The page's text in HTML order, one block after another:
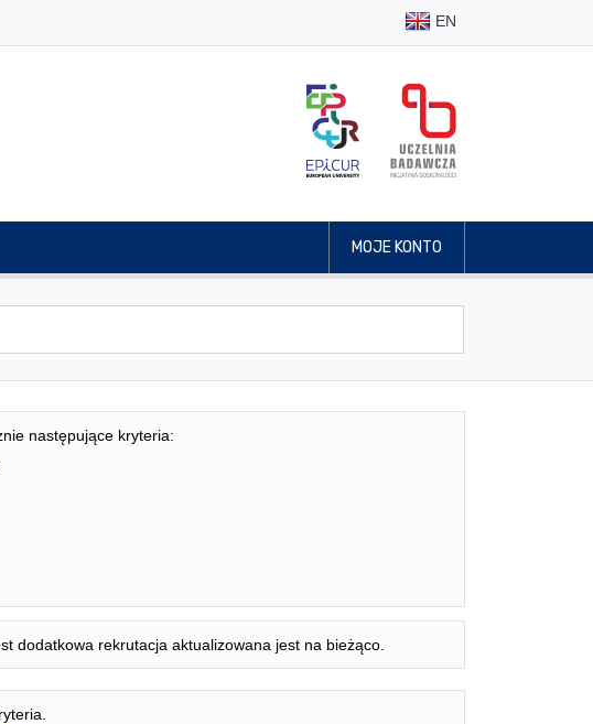
EN
MOJE KONTO
następujące kryteria:
dodatkowa rekrutacja aktualizowana jest na bieżąco.